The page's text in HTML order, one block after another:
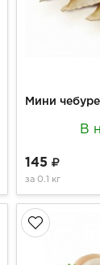
В
145
за0.1 кг